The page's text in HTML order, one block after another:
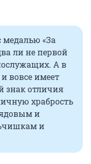
медалью «За
ли не первой
А в
вовсе имеет
знак отличия
храбрость
и
и